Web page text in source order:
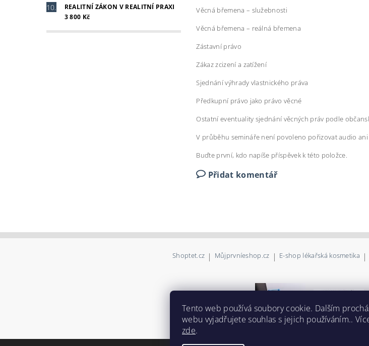
REALITNÍ ZÁKON V REALITNÍ PRAXI
3 800 Kč
Věcná břemena – služebnosti
Věcná břemena – reálná břemena
Zástavní právo
Zákaz zcizení a zatížení
Sjednání výhrady vlastnického práva
Předkupní právo jako právo věcné
Ostatní eventuality sjednání věcných práv podle
V průběhu semináře není povoleno pořizovat audio ani
Buďte první, kdo napíše příspěvek k této položce.
Přidat komentář
Shoptet.cz | Můjprvníeshop.cz | E-shop lékařská kosmetika |
Tento web používá soubory cookie. Dalším
webu vyjadřujete souhlas s jejich používáním..
zde.